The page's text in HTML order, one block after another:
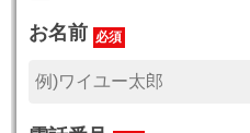
お名前 必須